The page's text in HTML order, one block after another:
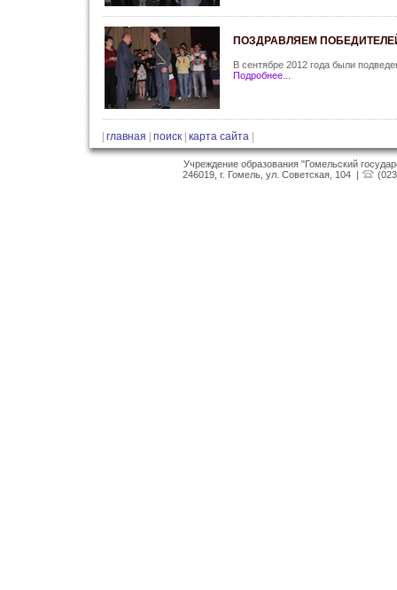
ПОЗДРАВЛЯЕМ
В сентябре 2012 года были
Подробнее...
главная поиск карта сайта
Учреждение образования "Гомельский
246019, г. Гомель, ул. Советская, 104 |